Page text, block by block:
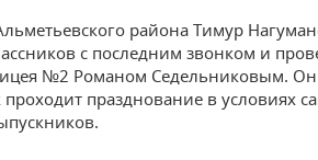
района Тимур
с последним звонком и
№2 Романом Седельниковым. Он
празднование в условиях